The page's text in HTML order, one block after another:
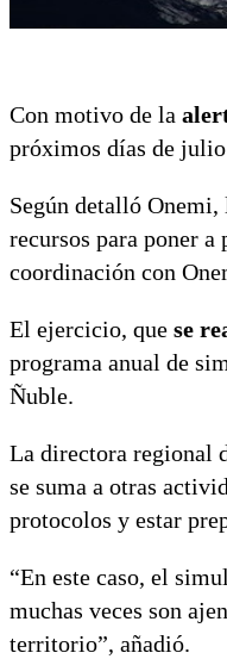
Con motivo de la
próximos días de
Según detalló
recursos para poner
coordinación con
El ejercicio, que se
programa anual de
Ñuble.
La directora regional
se suma a otras
protocolos y estar
“En este caso, el
muchas veces son
territorio”, añadió.